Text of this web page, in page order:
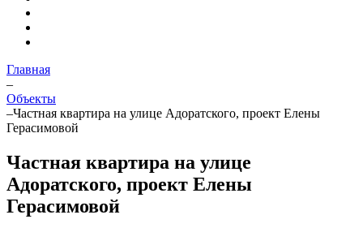
Главная
–
Объекты
–Частная квартира на улице Адоратского, проект Елены
Герасимовой
Частная квартира на улице
Адоратского, проект Елены
Герасимовой